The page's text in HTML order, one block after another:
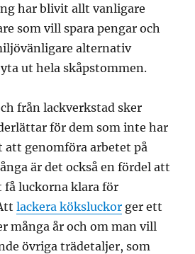
har blivit allt vanligare
som vill spara pengar och
alternativ
ut hela skåpstommen.
från lackverkstad sker
för dem som inte har
genomföra arbetet på
är det också en fördel att
få luckorna klara för
lackera köksluckor ger ett
många år och om man vill
övriga trädetaljer, som